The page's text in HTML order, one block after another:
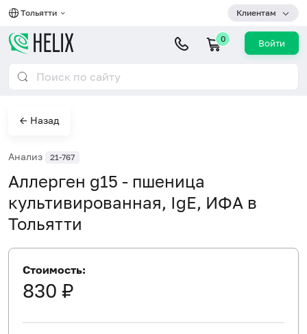
Тольятти Клиентам
0 Войти
← Назад
Анализ 21-767
Аллерген g15 - пшеница
культивированная, IgE, ИФА в
Тольятти
Стоимость:
830 ₽